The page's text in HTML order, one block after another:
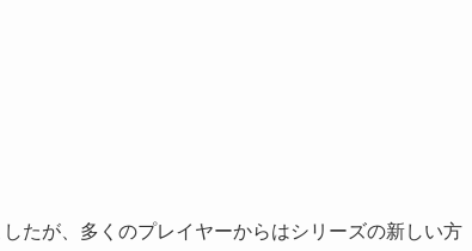
たが、多くのプレイヤーからはシリーズの新しい方